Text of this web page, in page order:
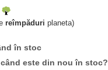
reîmpăduri planeta)
în stoc
este din nou în stoc?